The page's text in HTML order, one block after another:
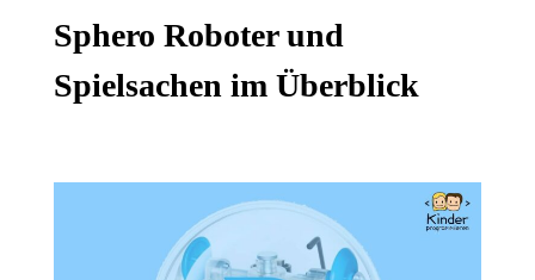
Sphero Roboter und
Spielsachen im Überblick